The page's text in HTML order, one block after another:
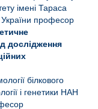
імені Тараса
професор
дослідження
білкового
і генетики НАН